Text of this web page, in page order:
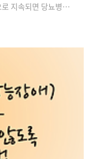
지속되면 당뇨병이
서 혈당을 건강한 범
혈당 조절부터 적극
. 목차1. 기본적인
양제 2. 중간 단계 –